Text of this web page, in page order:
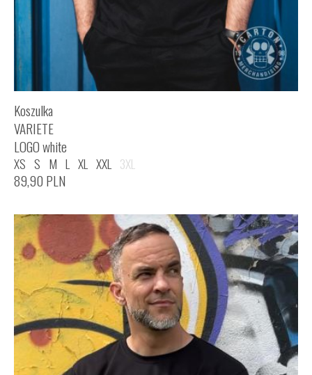
Koszulka
VARIETE
LOGO white
XS S M L XL XXL 3XL
89,90 PLN